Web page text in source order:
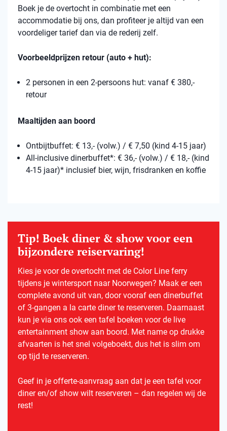
Boek je de overtocht in combinatie met een
accommodatie bij ons, dan profiteer je altijd van een
voordeliger tarief dan via de rederij zelf.
Voorbeeldprijzen retour (auto + hut):
2 personen in een 2-persoons hut: vanaf € 380,-
retour
Maaltijden aan boord
Ontbijtbuffet: € 13,- (volw.) / € 7,50 (kind 4-15 jaar)
All-inclusive dinerbuffet*: € 36,- (volw.) / € 18,- (kind
4-15 jaar)* inclusief bier, wijn, frisdranken en koffie
Tip! Boek diner & show voor een
bijzondere reiservaring!
Kies je voor de overtocht met de Color Line ferry
tijdens je wintersport naar Noorwegen? Maak er een
complete avond uit van, door vooraf een dinerbuffet
of 3-gangen a la carte diner te reserveren. Daarnaast
kun je via ons ook een tafel boeken voor de live
entertainment show aan boord. Met name op drukke
afvaarten is het snel volgeboekt, dus het is slim om
op tijd te reserveren.
Geef in je offerte-aanvraag aan dat je een tafel voor
diner en/of show wilt reserveren – dan regelen wij de
rest!